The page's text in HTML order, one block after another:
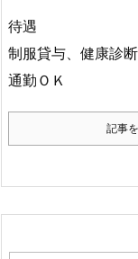
待遇
制服貸与、健康診
通勤ＯＫ
記事